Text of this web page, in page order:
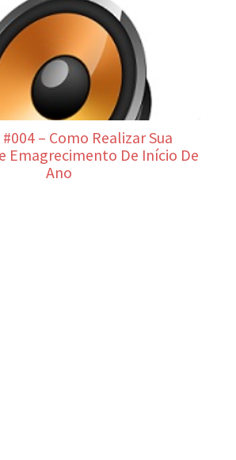
– Como Realizar Sua
Emagrecimento De Início De
Ano